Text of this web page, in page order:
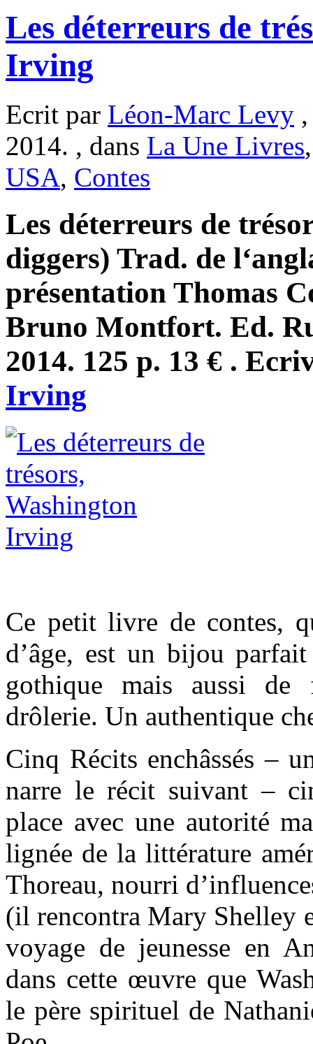
Les déterreurs de
Irving
Ecrit par Léon-Marc Levy
2014. , dans La Une Livres
USA, Contes
Les déterreurs de
diggers) Trad. de
présentation Thomas
Bruno Montfort. Ed.
2014. 125 p. 13 € .
Irving
Ce petit livre de contes,
d’âge, est un bijou
gothique mais aussi de
drôlerie. Un authentique
Cinq Récits enchâssés –
narre le récit suivant –
place avec une autorité
lignée de la littérature
Thoreau, nourri
(il rencontra Mary Shelley
voyage de jeunesse en
dans cette œuvre que
le père spirituel de